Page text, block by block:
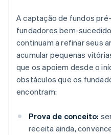
A captação de fundos
fundadores bem-
continuam a refinar seus
acumular pequenas
que os apoiem desde o
obstáculos que os
encontram:
Prova de conceito:
receita ainda,